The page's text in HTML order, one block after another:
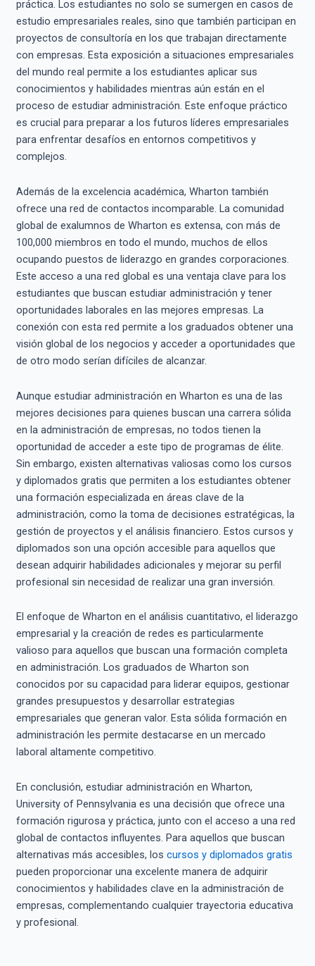
práctica. Los estudiantes no solo se sumergen en casos de
estudio empresariales reales, sino que también participan en
proyectos de consultoría en los que trabajan directamente
con empresas. Esta exposición a situaciones empresariales
del mundo real permite a los estudiantes aplicar sus
conocimientos y habilidades mientras aún están en el
proceso de estudiar administración. Este enfoque práctico
es crucial para preparar a los futuros líderes empresariales
para enfrentar desafíos en entornos competitivos y
complejos.
Además de la excelencia académica, Wharton también
ofrece una red de contactos incomparable. La comunidad
global de exalumnos de Wharton es extensa, con más de
100,000 miembros en todo el mundo, muchos de ellos
ocupando puestos de liderazgo en grandes corporaciones.
Este acceso a una red global es una ventaja clave para los
estudiantes que buscan estudiar administración y tener
oportunidades laborales en las mejores empresas. La
conexión con esta red permite a los graduados obtener una
visión global de los negocios y acceder a oportunidades que
de otro modo serían difíciles de alcanzar.
Aunque estudiar administración en Wharton es una de las
mejores decisiones para quienes buscan una carrera sólida
en la administración de empresas, no todos tienen la
oportunidad de acceder a este tipo de programas de élite.
Sin embargo, existen alternativas valiosas como los cursos
y diplomados gratis que permiten a los estudiantes obtener
una formación especializada en áreas clave de la
administración, como la toma de decisiones estratégicas, la
gestión de proyectos y el análisis financiero. Estos cursos y
diplomados son una opción accesible para aquellos que
desean adquirir habilidades adicionales y mejorar su perfil
profesional sin necesidad de realizar una gran inversión.
El enfoque de Wharton en el análisis cuantitativo, el liderazgo
empresarial y la creación de redes es particularmente
valioso para aquellos que buscan una formación completa
en administración. Los graduados de Wharton son
conocidos por su capacidad para liderar equipos, gestionar
grandes presupuestos y desarrollar estrategias
empresariales que generan valor. Esta sólida formación en
administración les permite destacarse en un mercado
laboral altamente competitivo.
En conclusión, estudiar administración en Wharton,
University of Pennsylvania es una decisión que ofrece una
formación rigurosa y práctica, junto con el acceso a una red
global de contactos influyentes. Para aquellos que buscan
alternativas más accesibles, los cursos y diplomados gratis
pueden proporcionar una excelente manera de adquirir
conocimientos y habilidades clave en la administración de
empresas, complementando cualquier trayectoria educativa
y profesional.